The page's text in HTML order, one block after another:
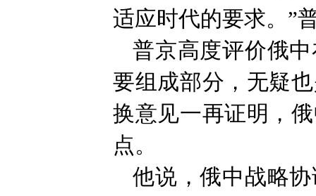
适应时代的要求。”
普京高度评价俄
要组成部分，无疑
换意见一再证明，
点。
他说，俄中战略